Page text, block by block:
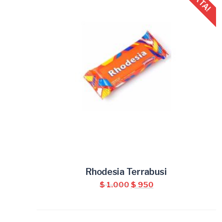
AÑADIR AL CARRITO
Rhodesia Terrabusi
$1.000El
$ 950El